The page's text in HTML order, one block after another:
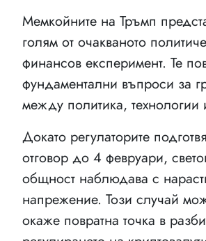
Мемкойните на Тръмп
голям от очакваното
финансов експеримент. Те
фундаментални въпроси за
между политика,
Докато регулаторите
отговор до 4 февруари,
общност наблюдава с
напрежение. Този случай
окаже повратна точка в